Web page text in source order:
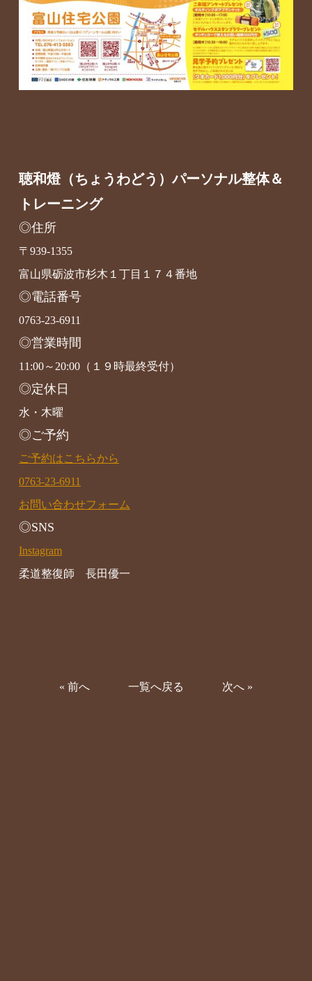
聴和燈（ちょうわどう）パーソナル整体＆
トレーニング
◎住所
〒939-1355
富山県砺波市杉木１丁目１７４番地
◎電話番号
0763-23-6911
◎営業時間
11:00～20:00（１９時最終受付）
◎定休日
水・木曜
◎ご予約
ご予約はこちらから
0763-23-6911
お問い合わせフォーム
◎SNS
Instagram
柔道整復師 長田優一
«前へ 一覧へ戻る 次へ»